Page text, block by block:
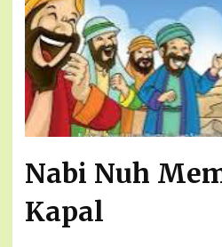
Nabi Nuh
Kapal